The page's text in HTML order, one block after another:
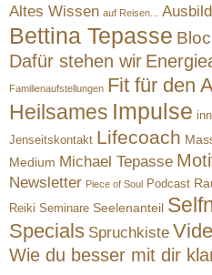
Altes Wissen auf Reisen...
Bettina Tepasse
Dafür stehen wir
Familienaufstellungen Fit für den
Heilsames Impulse
Jenseitskontakt Lifecoach
Medium Michael Tepasse
Newsletter Piece of Soul Podcast
Reiki Seminare Seelenanteil
Specials Spruchkiste
Wie du besser mit dir